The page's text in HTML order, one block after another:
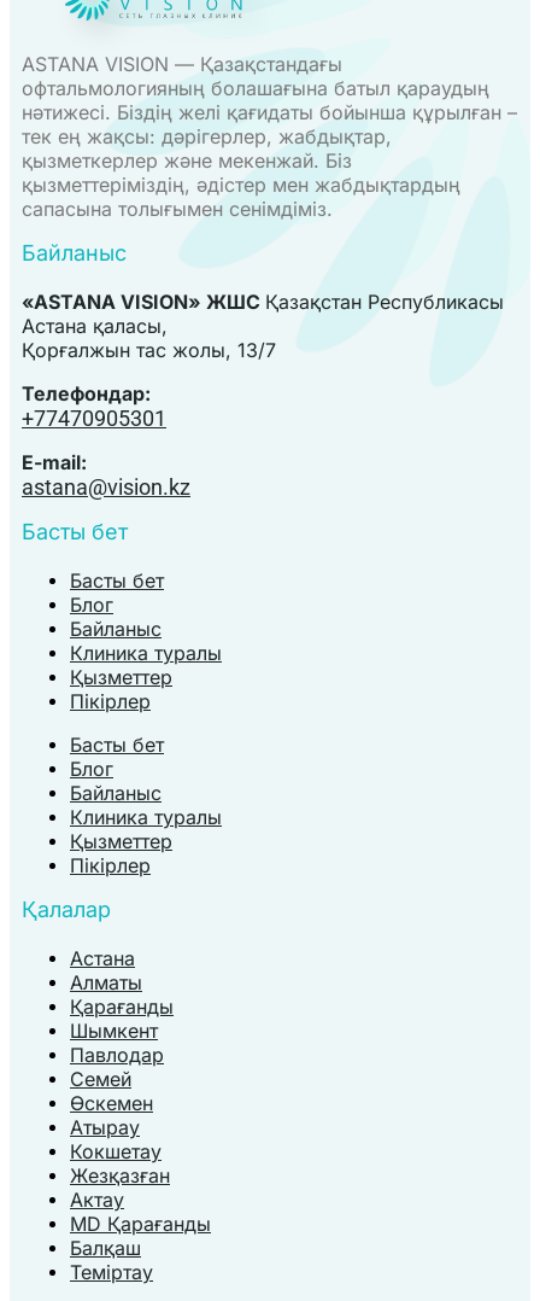
ASTANA VISION — Қазақстандағы
офтальмологияның болашағына батыл қараудың
нәтижесі. Біздің желі қағидаты бойынша құрылған –
тек ең жақсы: дәрігерлер, жабдықтар,
қызметкерлер және мекенжай. Біз
қызметтеріміздің, әдістер мен жабдықтардың
сапасына толығымен сенімдіміз.
Байланыс
«ASTANA VISION» ЖШС Қазақстан Республикасы
Астана қаласы,
Қорғалжын тас жолы, 13/7
Телефондар:
+77470905301
E-mail:
astana@vision.kz
Басты бет
Басты бет
Блог
Байланыс
Клиника туралы
Қызметтер
Пікірлер
Басты бет
Блог
Байланыс
Клиника туралы
Қызметтер
Пікірлер
Қалалар
Астана
Алматы
Қарағанды
Шымкент
Павлодар
Семей
Өскемен
Атырау
Кокшетау
Жезқазған
Актау
MD Қарағанды
Балқаш
Теміртау